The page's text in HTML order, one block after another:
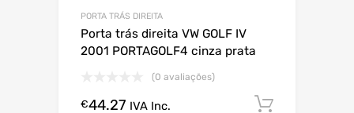
PORTA TRÁS DIREITA
Porta trás direita VW GOLF IV
2001 PORTAGOLF4 cinza prata
(0 avaliações)
€44.27 IVA Inc.